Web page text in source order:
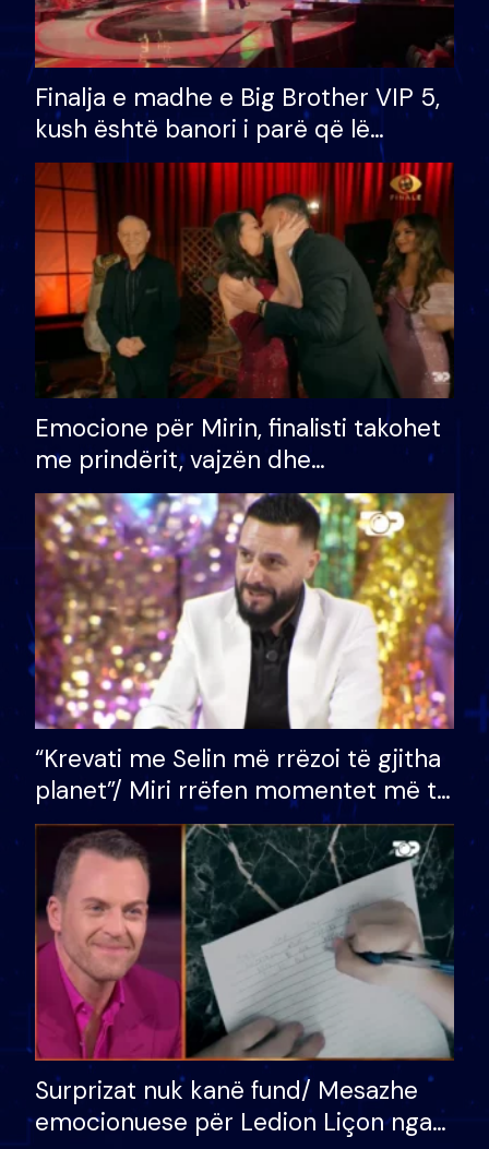
Finalja e madhe e Big Brother VIP 5,
kush është banori i parë që lë
shtëpinë dhe humb mundësinë për
të fituar çmimin e madh
Emocione për Mirin, finalisti takohet
me prindërit, vajzën dhe
bashkëshorten: S’kemi ndonjë letër
divorci apo jo?
“Krevati me Selin më rrëzoi të gjitha
planet”/ Miri rrëfen momentet më të
bukura në shtëpinë e BB VIP: Do më
mungojë zilja e mëngjesit kur…
Surprizat nuk kanë fund/ Mesazhe
emocionuese për Ledion Liçon nga